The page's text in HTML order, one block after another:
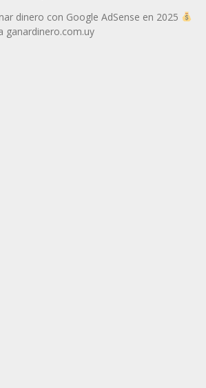
dinero con Google AdSense en 2025